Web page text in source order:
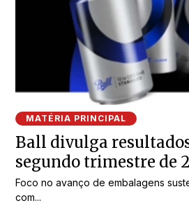
MATÉRIA PRINCIPAL
Ball divulga
segundo trimestre de
Foco no avanço de embalagens
com...